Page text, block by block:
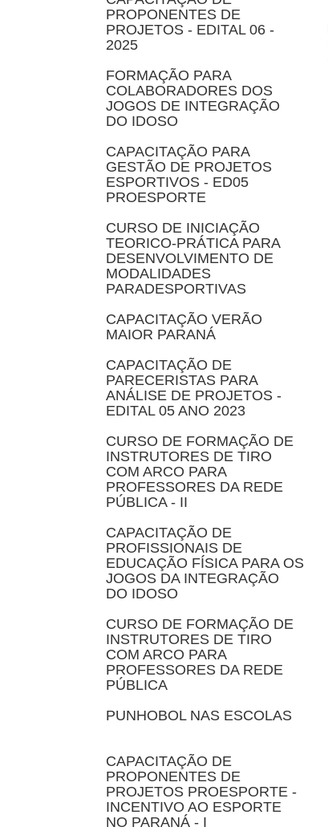
PROPONENTES DE
PROJETOS - EDITAL 06 -
2025
FORMAÇÃO PARA
COLABORADORES DOS
JOGOS DE INTEGRAÇÃO
DO IDOSO
CAPACITAÇÃO PARA
GESTÃO DE PROJETOS
ESPORTIVOS - ED05
PROESPORTE
CURSO DE INICIAÇÃO
TEORICO-PRÁTICA PARA
DESENVOLVIMENTO DE
MODALIDADES
PARADESPORTIVAS
CAPACITAÇÃO VERÃO
MAIOR PARANÁ
CAPACITAÇÃO DE
PARECERISTAS PARA
ANÁLISE DE PROJETOS -
EDITAL 05 ANO 2023
CURSO DE FORMAÇÃO DE
INSTRUTORES DE TIRO
COM ARCO PARA
PROFESSORES DA REDE
PÚBLICA - II
CAPACITAÇÃO DE
PROFISSIONAIS DE
EDUCAÇÃO FÍSICA PARA OS
JOGOS DA INTEGRAÇÃO
DO IDOSO
CURSO DE FORMAÇÃO DE
INSTRUTORES DE TIRO
COM ARCO PARA
PROFESSORES DA REDE
PÚBLICA
PUNHOBOL NAS ESCOLAS
CAPACITAÇÃO DE
PROPONENTES DE
PROJETOS PROESPORTE -
INCENTIVO AO ESPORTE
NO PARANÁ - I